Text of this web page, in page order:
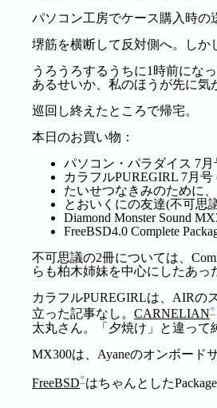
パソコン工房でケース購入時の
堺筋を横断して反対側へ。しか
うろうろするうちに1時前にな
あるせいか、私のほうが先に気
巡回し終えたところで帰宅。
本日のお買い物：
パソコン・パラダイス 7
カラフルPUREGIRL 7月
たいせつなきみのために
とおいくにの友達(不可思
Diamond Monster Sound
FreeBSD4.0 Complete
不可思議の2冊については、
らも柏木姉妹を中心にしたあっ
カラフルPUREGIRLは、AIRの
立った記事なし。 CARNELIAN*
太丸さん。「夕焼け」と違って
MX300は、Ayaneのオンボード
FreeBSD*はちゃんとした